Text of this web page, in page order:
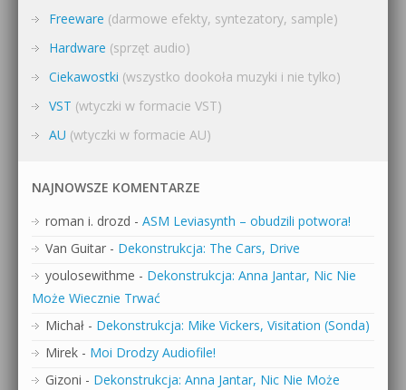
Freeware (darmowe efekty, syntezatory, sample)
Hardware (sprzęt audio)
Ciekawostki (wszystko dookoła muzyki i nie tylko)
VST (wtyczki w formacie VST)
AU (wtyczki w formacie AU)
NAJNOWSZE KOMENTARZE
roman i. drozd - ASM Leviasynth – obudzili potwora!
Van Guitar - Dekonstrukcja: The Cars, Drive
youlosewithme - Dekonstrukcja: Anna Jantar, Nic Nie
Może Wiecznie Trwać
Michał - Dekonstrukcja: Mike Vickers, Visitation (Sonda)
Mirek - Moi Drodzy Audiofile!
Gizoni - Dekonstrukcja: Anna Jantar, Nic Nie Może